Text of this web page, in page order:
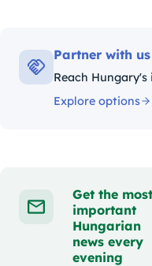
Partner with us
Reach
Explore options
Get the most
important
Hungarian
news every
evening